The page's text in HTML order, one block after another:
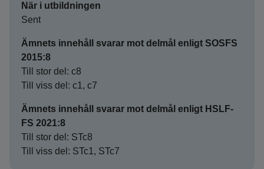
När i utbildningen
Sent
Ämnets innehåll svarar mot delmål enligt SOSFS
2015:8
Till stor del: c8
Till viss del: c1, c7
Ämnets innehåll svarar mot delmål enligt HSLF-
FS 2021:8
Till stor del: STc8
Till viss del: STc1, STc7